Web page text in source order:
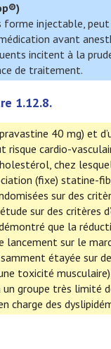
®)
injectable,
avant
incitent à la
de traitement.
1.12.8.
40 mg) et
cardio-
chez
(fixe) statine-
sur des
sur des
que la
sur le
étayée sur
toxicité
un groupe très limité
charge des